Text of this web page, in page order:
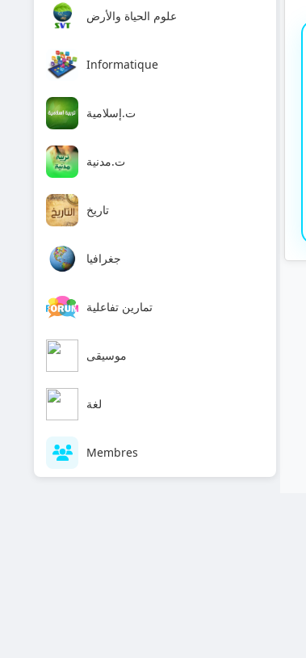
علوم الحياة والأرض
Informatique
ت.إسلامية
ت.مدنية
تاريخ
جغرافيا
تمارين تفاعلية
موسيقى
لغة
Membres